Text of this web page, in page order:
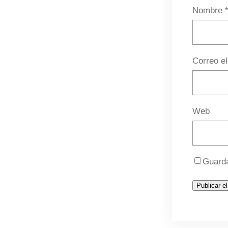
Nombre *
Correo
Web